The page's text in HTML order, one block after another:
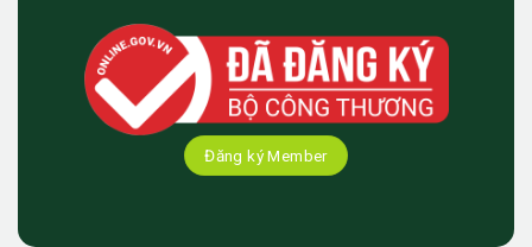
Đăng ký Member